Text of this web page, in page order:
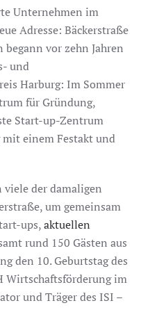
Unternehmen im
Adresse: Bäckerstraße
vor zehn Jahren
und
Harburg: Im Sommer
für Gründung,
Start-up-Zentrum
einem Festakt und
viele der damaligen
um gemeinsam
ups,aktuellen
rund 150 Gästen aus
den 10. Geburtstag des
Wirtschaftsförderung im
und Träger des ISI –